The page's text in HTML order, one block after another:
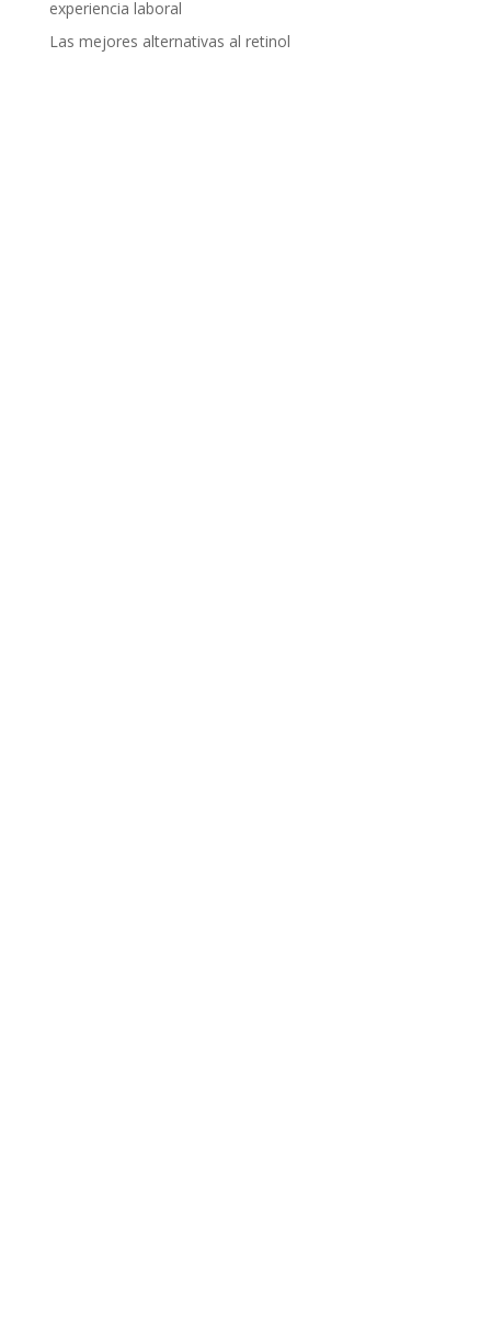
experiencia laboral
Las mejores alternativas al retinol